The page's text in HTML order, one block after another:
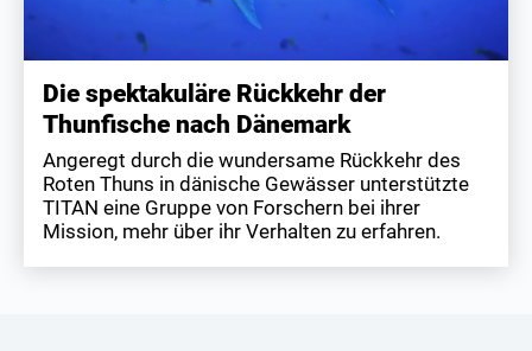
Die spektakuläre Rückkehr der
Thunfische nach Dänemark
Angeregt durch die wundersame Rückkehr des
Roten Thuns in dänische Gewässer unterstützte
TITAN eine Gruppe von Forschern bei ihrer
Mission, mehr über ihr Verhalten zu erfahren.